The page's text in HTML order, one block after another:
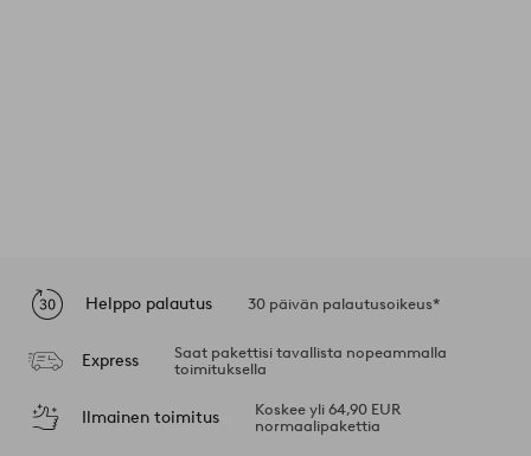
Helppo palautus 30 päivän palautusoikeus*
Express
Saat pakettisi tavallista nopeammalla
toimituksella
Ilmainen toimitus
Koskee yli 64,90 EUR
normaalipakettia